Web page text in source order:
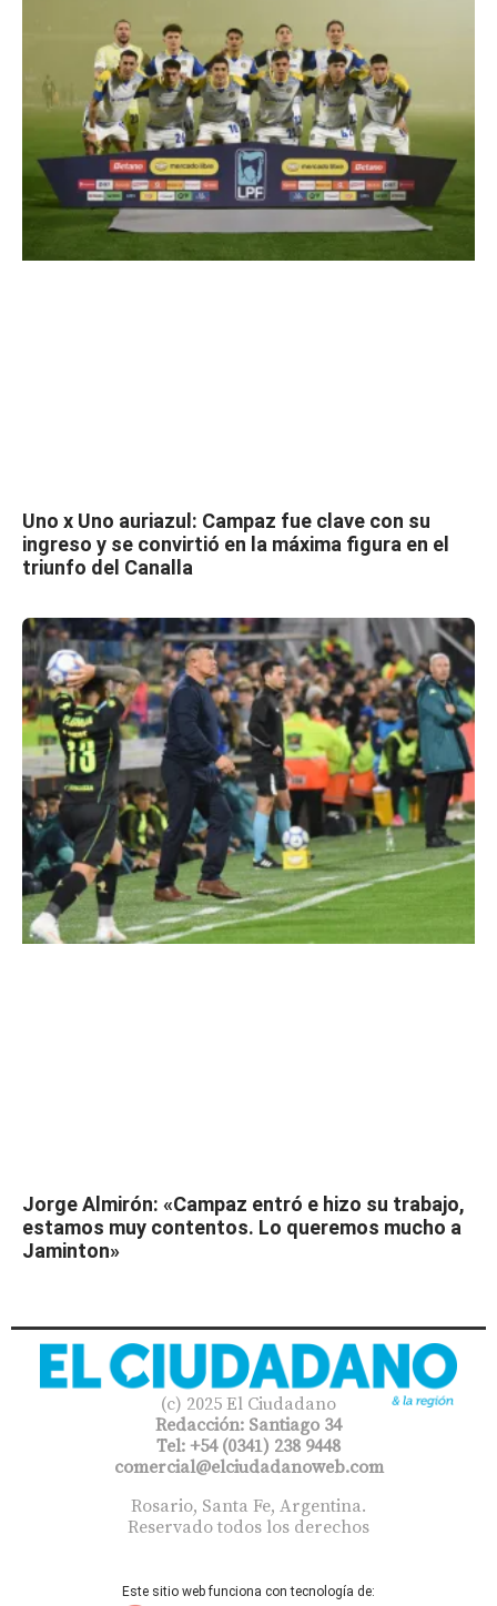
Uno x Uno auriazul: Campaz fue clave con su
ingreso y se convirtió en la máxima figura en el
triunfo del Canalla
Jorge Almirón: «Campaz entró e hizo su trabajo,
estamos muy contentos. Lo queremos mucho a
Jaminton»
(c) 2025 El Ciudadano
Redacción: Santiago 34
Tel: +54 (0341) 238 9448
comercial@elciudadanoweb.com​
Rosario, Santa Fe, Argentina.
Reservado todos los derechos
Este sitio web funciona con tecnología de: